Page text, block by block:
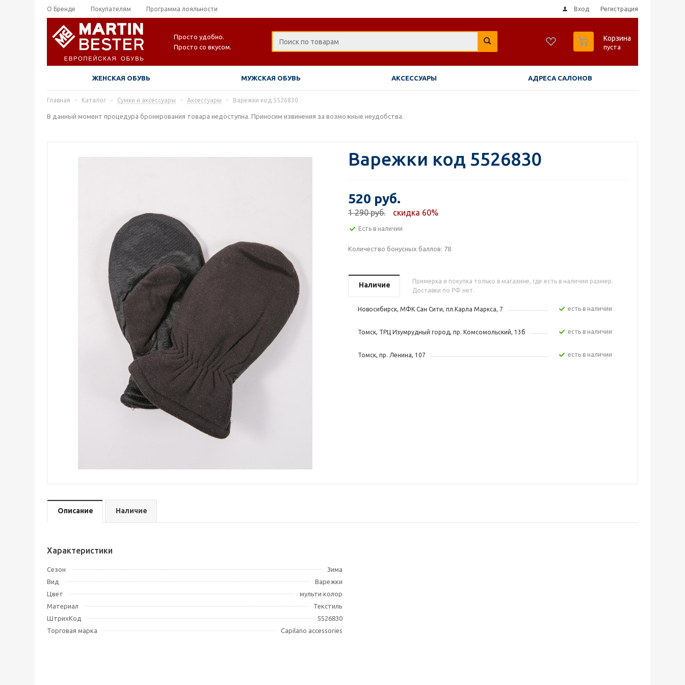
О Бренде Покупателям Программа лояльности Вход Регистрация
Просто удобно.
Просто со вкусом.
Корзина
пуста
ЖЕНСКАЯ ОБУВЬ МУЖСКАЯ ОБУВЬ АКСЕССУАРЫ АДРЕСА САЛОНОВ
Главная - Каталог - Сумки и аксессуары - Аксессуары - Варежки код 5526830
В данный момент процедура бронирования товара недоступна. Приносим извинения за возможные неудобства.
Варежки код 5526830
520 руб.
1 290 руб. скидка 60%
Есть в наличии
Количество бонусных баллов: 78
Наличие
Примерка и покупка только в магазине, где есть в наличии размер.
Доставки по РФ нет.
Новосибирск, МФК Сан Сити, пл.Карла Маркса, 7 Есть в наличии
Томск, ТРЦ Изумрудный город, пр. Комсомольский, 13б Есть в наличии
Томск, пр. Ленина, 107 Есть в наличии
Описание Наличие
Характеристики
Сезон
Зима
Вид
Варежки
Цвет
мульти колор
Материал
Текстиль
ШтрихКод
5526830
Торговая марка
Capilano accessories